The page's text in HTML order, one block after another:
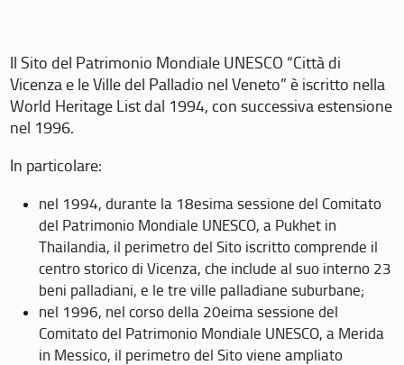
Il Sito del Patrimonio Mondiale UNESCO “Città di
Vicenza e le Ville del Palladio nel Veneto” è iscritto nella
World Heritage List dal 1994, con successiva estensione
nel 1996.
In particolare:
nel 1994, durante la 18esima sessione del Comitato
del Patrimonio Mondiale UNESCO, a Pukhet in
Thailandia, il perimetro del Sito iscritto comprende il
centro storico di Vicenza, che include al suo interno 23
beni palladiani, e le tre ville palladiane suburbane;
nel 1996, nel corso della 20eima sessione del
Comitato del Patrimonio Mondiale UNESCO, a Merida
in Messico, il perimetro del Sito viene ampliato